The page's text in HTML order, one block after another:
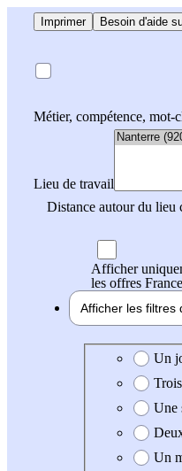
Imprimer Besoin d'aide
Métier, compétence, mot-
Lieu de travail
Distance autour du lieu
Afficher
les offres
Afficher les filtres
Date de
Un
Une
Un